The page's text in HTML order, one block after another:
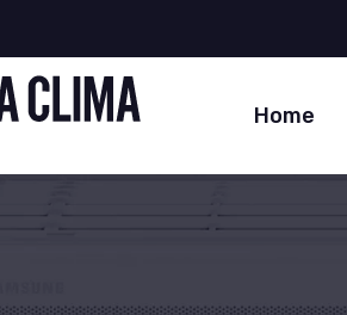
Home